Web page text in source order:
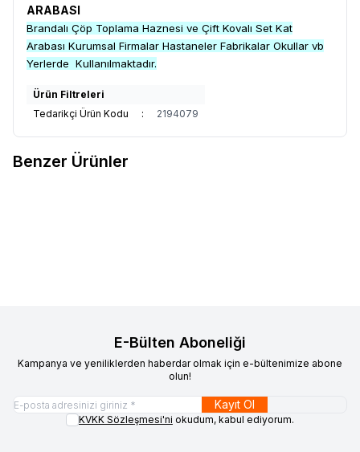
ARABASI
Brandalı Çöp Toplama Haznesi ve Çift Kovalı Set Kat
Arabası Kurumsal Firmalar Hastaneler Fabrikalar Okullar vb
Yerlerde Kullanılmaktadır.
Ürün Filtreleri
Tedarikçi Ürün Kodu
: 2194079
Benzer Ürünler
E-Bülten Aboneliği
Kampanya ve yeniliklerden haberdar olmak için e-bültenimize abone
olun!
Kayıt Ol
KVKK Sözleşmesi'ni okudum, kabul ediyorum.